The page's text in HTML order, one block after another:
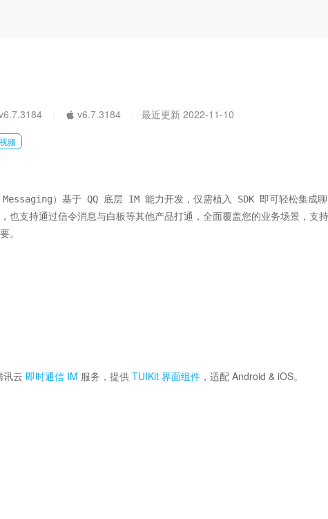
v6.7.3184 最近更新 2022-11-10
频
）基于 QQ 底层 IM 能力开发，仅需植入 SDK 即可轻松集成聊
也支持通过信令消息与白板等其他产品打通，全面覆盖您的业务场景，支
。
讯云 即时通信 IM 服务，提供 TUIKit 界面组件 ，适配 Android & iOS。